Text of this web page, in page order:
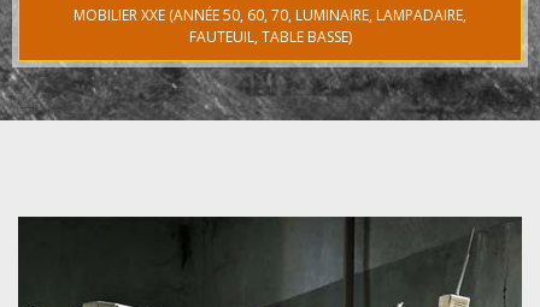
MOBILIER XXE (ANNÉE 50, 60, 70, LUMINAIRE, LAMPADAIRE,
FAUTEUIL, TABLE BASSE)